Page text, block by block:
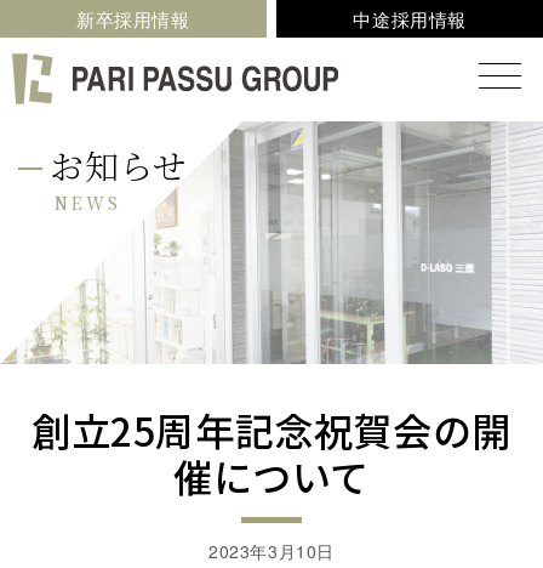
新卒採用情報 中途採用情報
お知らせ
NEWS
創立25周年記念祝賀会の開
催について
2023年3月10日